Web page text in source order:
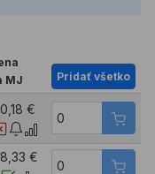
MJ
Pridať všetko
€
€